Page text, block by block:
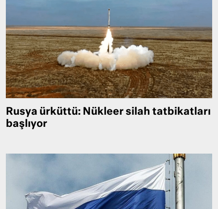
Rusya ürküttü: Nükleer silah tatbikatları
başlıyor